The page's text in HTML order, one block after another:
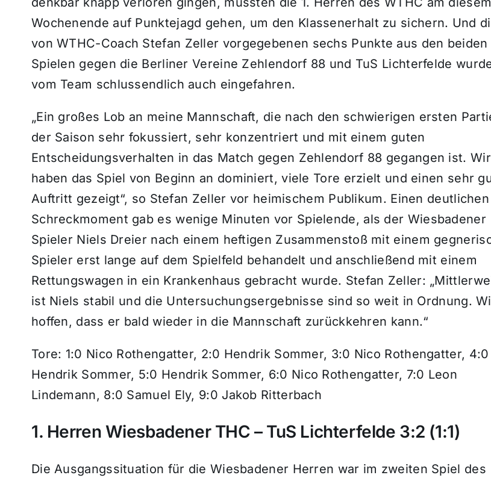
Wochenende auf Punktejagd gehen, um den Klassenerhalt zu sichern. Und
von WTHC-Coach Stefan Zeller vorgegebenen sechs Punkte aus den beiden
Spielen gegen die Berliner Vereine Zehlendorf 88 und TuS Lichterfelde
vom Team schlussendlich auch eingefahren.
„Ein großes Lob an meine Mannschaft, die nach den schwierigen ersten
der Saison sehr fokussiert, sehr konzentriert und mit einem guten
Entscheidungsverhalten in das Match gegen Zehlendorf 88 gegangen ist. Wir
haben das Spiel von Beginn an dominiert, viele Tore erzielt und einen sehr
Auftritt gezeigt“, so Stefan Zeller vor heimischem Publikum. Einen deutlichen
Schreckmoment gab es wenige Minuten vor Spielende, als der Wiesbadener
Spieler Niels Dreier nach einem heftigen Zusammenstoß mit einem
Spieler erst lange auf dem Spielfeld behandelt und anschließend mit einem
Rettungswagen in ein Krankenhaus gebracht wurde. Stefan Zeller:
ist Niels stabil und die Untersuchungsergebnisse sind so weit in Ordnung.
hoffen, dass er bald wieder in die Mannschaft zurückkehren kann.“
Tore: 1:0 Nico Rothengatter, 2:0 Hendrik Sommer, 3:0 Nico Rothengatter, 4:0
Hendrik Sommer, 5:0 Hendrik Sommer, 6:0 Nico Rothengatter, 7:0 Leon
Lindemann, 8:0 Samuel Ely, 9:0 Jakob Ritterbach
1. Herren Wiesbadener THC – TuS Lichterfelde 3:2 (1:1)
Die Ausgangssituation für die Wiesbadener Herren war im zweiten Spiel des